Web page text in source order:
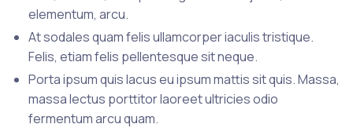
elementum, arcu.
At sodales quam felis ullamcorper iaculis tristique.
Felis, etiam felis pellentesque sit neque.
Porta ipsum quis lacus eu ipsum mattis sit quis. Massa,
massa lectus porttitor laoreet ultricies odio
fermentum arcu quam.